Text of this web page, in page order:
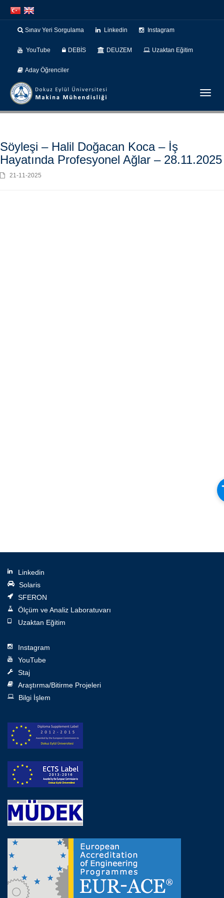
atla
atla
Sınav Yeri Sorgulama Linkedin Instagram
YouTube DEBİS DEUZEM Uzaktan Eğitim
Aday Öğrenciler
Söyleşi – Halil Doğacan Koca – İş
Hayatında Profesyonel Ağlar – 28.11.2025
21-11-2025
Linkedin
Solaris
SFERON
Ölçüm ve Analiz Laboratuvarı
Uzaktan Eğitim
Instagram
YouTube
Staj
Araştırma/Bitirme Projeleri
Bilgi İşlem